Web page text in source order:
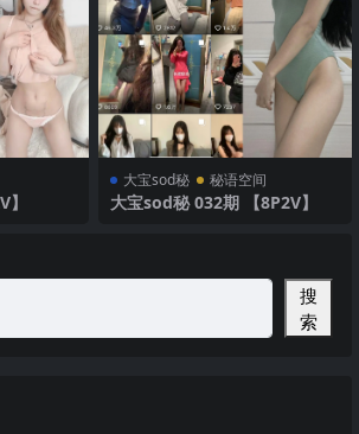
】
大宝sod秘 秘语空间
大宝sod秘 032期 【8P2V】
搜
索